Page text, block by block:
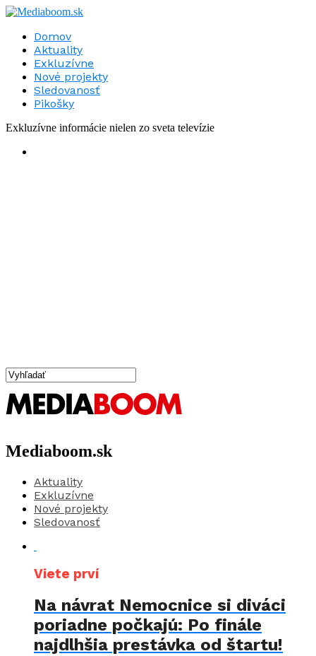
Domov
Aktuality
Exkluzívne
Nové projekty
Sledovanosť
Pikošky
Exkluzívne informácie nielen zo sveta televízie
Mediaboom.sk
Aktuality
Exkluzívne
Nové projekty
Sledovanosť
Viete prví
Na návrat Nemocnice si diváci
poriadne počkajú: Po finále
najdlhšia prestávka od štartu!